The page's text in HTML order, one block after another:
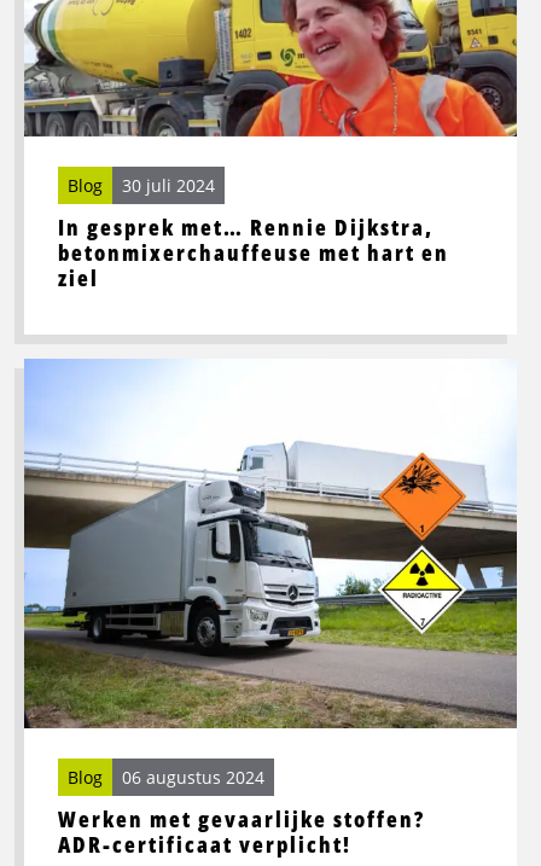
In gesprek met… Rennie Dijkstra,
betonmixerchauffeuse met hart en
ziel
Blog 30 juli 2024
In
gesprek
met…
Rennie
Dijkstra,
betonmixerchauffeuse
hart
Werken met gevaarlijke stoffen?
ADR-certificaat verplicht!
Blog 06 augustus 2024
Werken
met
gevaarlijke
stoffen?
ADR-
certificaat
verplicht!